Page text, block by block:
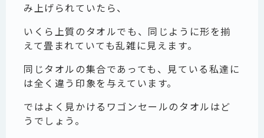
み上げられていたら、
いくら上質のタオルでも、同じように形を揃
えて畳まれていても乱雑に見えます。
同じタオルの集合であっても、見ている私達に
は全く違う印象を与えています。
ではよく見かけるワゴンセールのタオルはど
うでしょう。